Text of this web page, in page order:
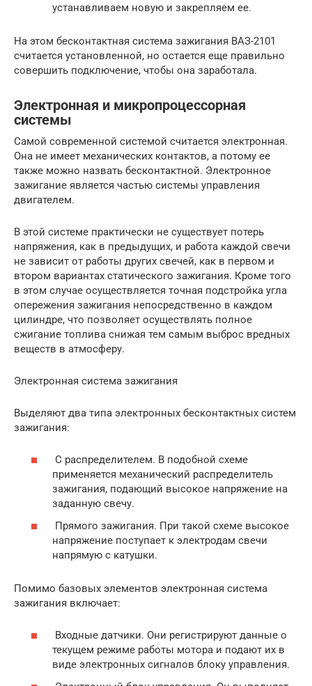
устанавливаем новую и закрепляем ее.
На этом бесконтактная система зажигания ВАЗ-2101
считается установленной, но остается еще правильно
совершить подключение, чтобы она заработала.
Электронная и микропроцессорная
системы
Самой современной системой считается электронная.
Она не имеет механических контактов, а потому ее
также можно назвать бесконтактной. Электронное
зажигание является частью системы управления
двигателем.
В этой системе практически не существует потерь
напряжения, как в предыдущих, и работа каждой свечи
не зависит от работы других свечей, как в первом и
втором вариантах статического зажигания. Кроме того
в этом случае осуществляется точная подстройка угла
опережения зажигания непосредственно в каждом
цилиндре, что позволяет осуществлять полное
сжигание топлива снижая тем самым выброс вредных
веществ в атмосферу.
Электронная система зажигания
Выделяют два типа электронных бесконтактных систем
зажигания:
С распределителем. В подобной схеме
применяется механический распределитель
зажигания, подающий высокое напряжение на
заданную свечу.
Прямого зажигания. При такой схеме высокое
напряжение поступает к электродам свечи
напрямую с катушки.
Помимо базовых элементов электронная система
зажигания включает:
Входные датчики. Они регистрируют данные о
текущем режиме работы мотора и подают их в
виде электронных сигналов блоку управления.